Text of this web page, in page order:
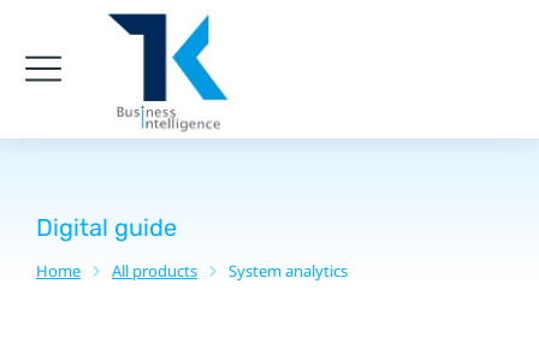
Digital guide
You are here:
Home All products System analytics